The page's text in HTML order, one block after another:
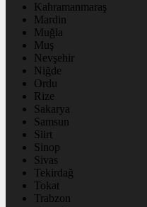
Kahramanmaraş
Mardin
Muğla
Muş
Nevşehir
Niğde
Ordu
Rize
Sakarya
Samsun
Siirt
Sinop
Sivas
Tekirdağ
Tokat
Trabzon